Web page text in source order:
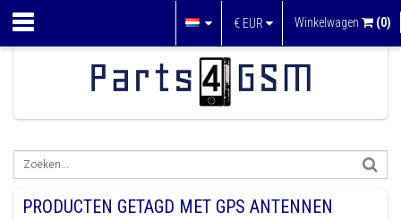
€ EUR Winkelwagen (0)
PRODUCTEN GETAGD MET GPS ANTENNEN